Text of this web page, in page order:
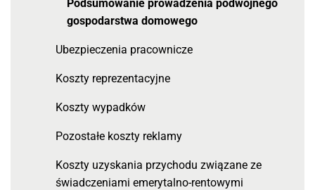
Podsumowanie prowadzenia podwójnego
gospodarstwa domowego
Ubezpieczenia pracownicze
Koszty reprezentacyjne
Koszty wypadków
Pozostałe koszty reklamy
Koszty uzyskania przychodu związane ze
świadczeniami emerytalno-rentowymi